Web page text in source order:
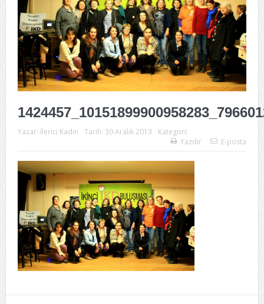
Yazar: İlerici Kadın Tarih: 30 Aralık 2013
Kategori:
Yazdır
E-posta